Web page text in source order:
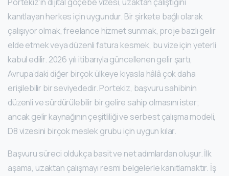
kanıtlayan herkes için uygundur. Bir şirkete bağlı olarak
çalışıyor olmak, freelance hizmet sunmak, proje bazlı gelir
elde etmek veya düzenli fatura kesmek, bu vize için yeterli
kabul edilir. 2026 yılı itibarıyla güncellenen gelir şartı,
Avrupa’daki diğer birçok ülkeye kıyasla hâlâ çok daha
erişilebilir bir seviyededir. Portekiz, başvuru sahibinin
düzenli ve sürdürülebilir bir gelire sahip olmasını ister;
ancak gelir kaynağının çeşitliliği ve serbest çalışma modeli,
D8 vizesini birçok meslek grubu için uygun kılar.
Başvuru süreci oldukça basit ve net adımlardan oluşur. İlk
aşama, uzaktan çalışmayı resmi belgelerle kanıtlamaktır. İş